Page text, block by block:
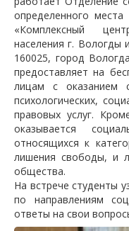
определенного
«Комплексный
населения г. Вологды
160025, город
предоставляет на
лицам с оказанием
психологических,
правовых услуг.
оказывается
относящихся к
лишения свободы, и
общества.
На встрече студенты
по направлениям
ответы на свои